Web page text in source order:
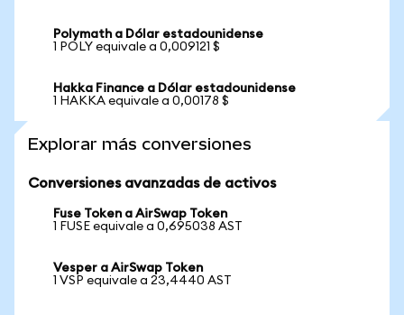
Polymath a Dólar estadounidense
1 POLY equivale a 0,009121 $
Hakka Finance a Dólar estadounidense
1 HAKKA equivale a 0,00178 $
Explorar más conversiones
Conversiones avanzadas de activos
Fuse Token a AirSwap Token
1 FUSE equivale a 0,695038 AST
Vesper a AirSwap Token
1 VSP equivale a 23,4440 AST